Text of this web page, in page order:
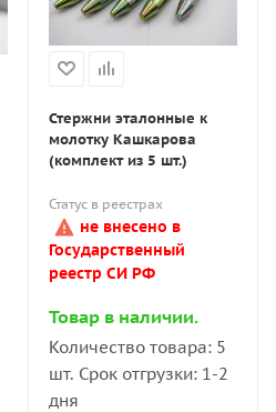
Стержни эталонные к
молотку Кашкарова
(комплект из 5 шт.)
Статус в реестрах
не внесено в
Государственный
реестр СИ РФ
Товар в наличии.
Количество товара: 5
шт. Срок отгрузки: 1-2
дня